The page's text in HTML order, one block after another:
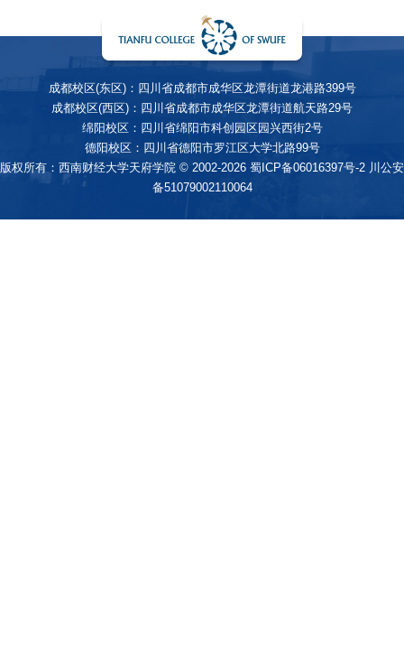
成都校区(东区)：四川省成都市成华区龙潭街道龙港路399号
成都校区(西区)：四川省成都市成华区龙潭街道航天路29号
绵阳校区：四川省绵阳市科创园区园兴西街2号
德阳校区：四川省德阳市罗江区大学北路99号
版权所有：西南财经大学天府学院 © 2002-2026 蜀ICP备06016397号-2 川公安
备51079002110064